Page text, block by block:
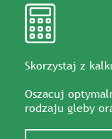
Skorzystaj z
Oszacuj
rodzaju gleby